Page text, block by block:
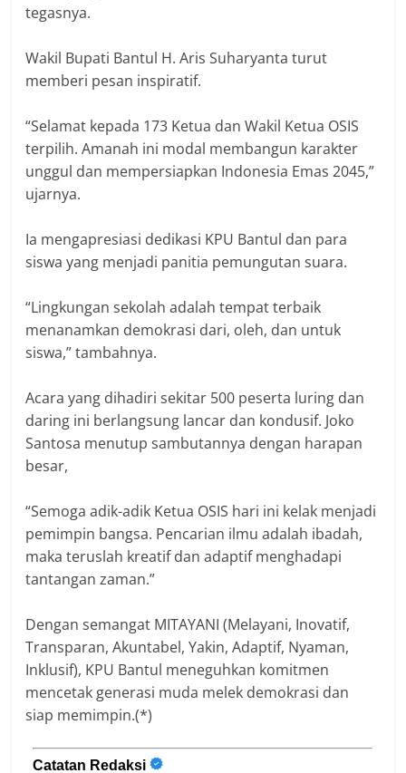
tegasnya.
‎Wakil Bupati Bantul H. Aris Suharyanta turut
memberi pesan inspiratif.
‎“Selamat kepada 173 Ketua dan Wakil Ketua OSIS
terpilih. Amanah ini modal membangun karakter
unggul dan mempersiapkan Indonesia Emas 2045,”
ujarnya.
‎Ia mengapresiasi dedikasi KPU Bantul dan para
siswa yang menjadi panitia pemungutan suara.
‎“Lingkungan sekolah adalah tempat terbaik
menanamkan demokrasi dari, oleh, dan untuk
siswa,” tambahnya.
‎Acara yang dihadiri sekitar 500 peserta luring dan
daring ini berlangsung lancar dan kondusif. Joko
Santosa menutup sambutannya dengan harapan
besar,
‎“Semoga adik-adik Ketua OSIS hari ini kelak menjadi
pemimpin bangsa. Pencarian ilmu adalah ibadah,
maka teruslah kreatif dan adaptif menghadapi
tantangan zaman.”
‎Dengan semangat MITAYANI (Melayani, Inovatif,
Transparan, Akuntabel, Yakin, Adaptif, Nyaman,
Inklusif), KPU Bantul meneguhkan komitmen
mencetak generasi muda melek demokrasi dan
siap memimpin.(*)